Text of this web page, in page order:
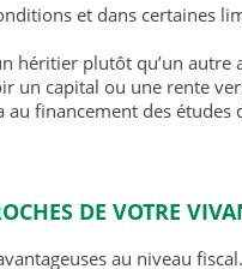
et dans certaines
héritier plutôt qu’un autre
un capital ou une rente
financement des études
DE VOTRE
au niveau